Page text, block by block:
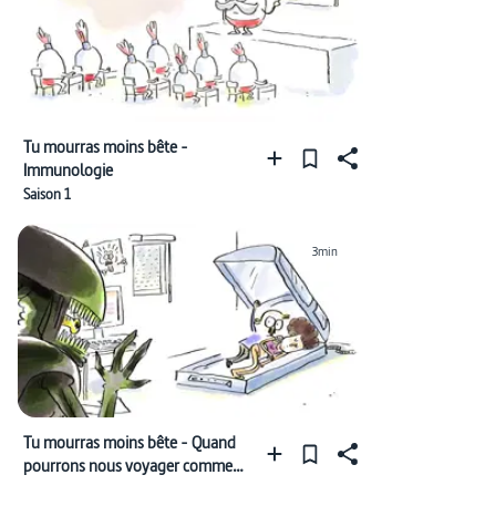
Tu mourras moins bête -
Immunologie
Saison 1
3min
Tu mourras moins bête - Quand
pourrons nous voyager comme